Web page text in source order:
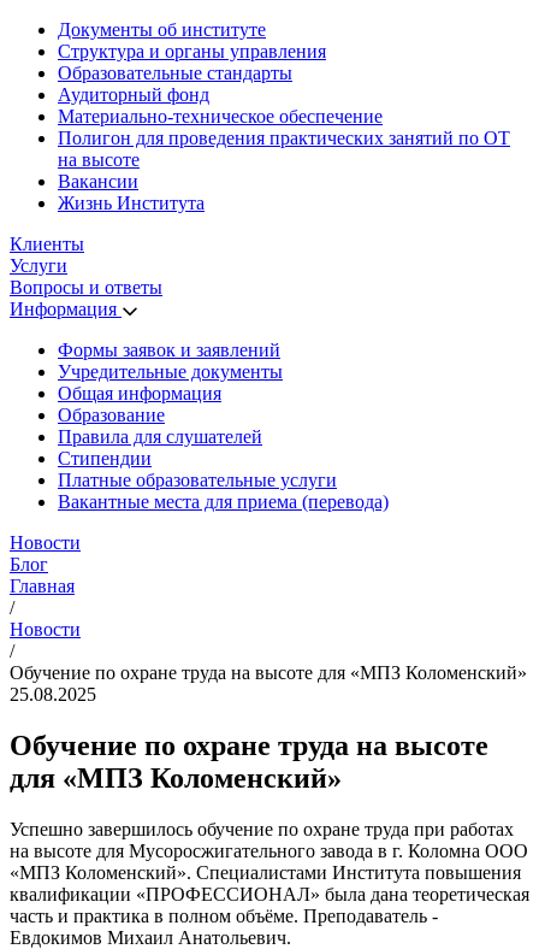
Документы об институте
Структура и органы управления
Образовательные стандарты
Аудиторный фонд
Материально-техническое обеспечение
Полигон для проведения практических занятий по ОТ
на высоте
Вакансии
Жизнь Института
Клиенты
Услуги
Вопросы и ответы
Информация
Формы заявок и заявлений
Учредительные документы
Общая информация
Образование
Правила для слушателей
Стипендии
Платные образовательные услуги
Вакантные места для приема (перевода)
Новости
Блог
Главная
/
Новости
/
Обучение по охране труда на высоте для «МПЗ Коломенский»
25.08.2025
Обучение по охране труда на высоте
для «МПЗ Коломенский»
Успешно завершилось обучение по охране труда при работах
на высоте для Мусоросжигательного завода в г. Коломна ООО
«МПЗ Коломенский». Специалистами Института повышения
квалификации «ПРОФЕССИОНАЛ» была дана теоретическая
часть и практика в полном объёме. Преподаватель -
Евдокимов Михаил Анатольевич.